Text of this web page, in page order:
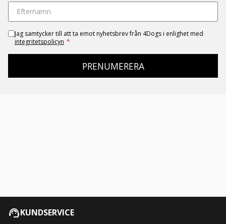
Jag samtycker till att ta emot nyhetsbrev från 4Dogs i enlighet med
integritetspolicyn *
PRENUMERERA
KUNDSERVICE